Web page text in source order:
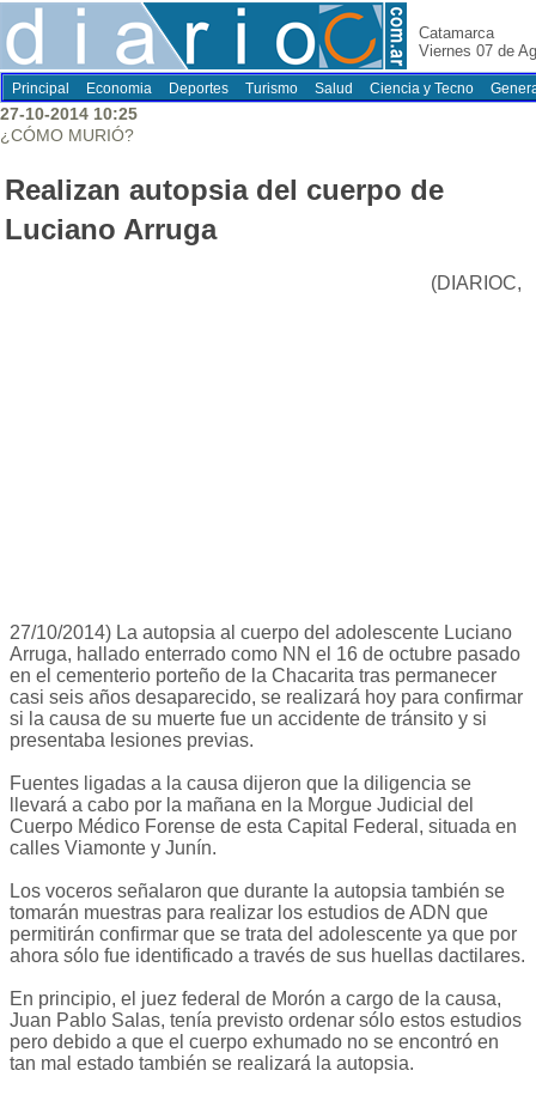
Catamarca
Viernes 07 de
Principal Economia Deportes Turismo Salud Ciencia y Tecno
27-10-2014 10:25
¿CÓMO MURIÓ?
Realizan autopsia del cuerpo de
Luciano Arruga
(DIARIOC,
27/10/2014) La autopsia al cuerpo del adolescente Luciano
Arruga, hallado enterrado como NN el 16 de octubre pasado
en el cementerio porteño de la Chacarita tras permanecer
casi seis años desaparecido, se realizará hoy para confirmar
si la causa de su muerte fue un accidente de tránsito y si
presentaba lesiones previas.
Fuentes ligadas a la causa dijeron que la diligencia se
llevará a cabo por la mañana en la Morgue Judicial del
Cuerpo Médico Forense de esta Capital Federal, situada en
calles Viamonte y Junín.
Los voceros señalaron que durante la autopsia también se
tomarán muestras para realizar los estudios de ADN que
permitirán confirmar que se trata del adolescente ya que por
ahora sólo fue identificado a través de sus huellas dactilares.
En principio, el juez federal de Morón a cargo de la causa,
Juan Pablo Salas, tenía previsto ordenar sólo estos estudios
pero debido a que el cuerpo exhumado no se encontró en
tan mal estado también se realizará la autopsia.